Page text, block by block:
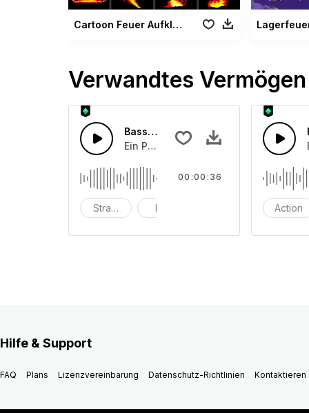
Cartoon Feuer Aufkleber
Verwandtes Vermögen
Basslastige Zukunft
Ein Pop-Piano mit Schlagzeug, das
Strand hell
00:00:36
Action
Hilfe & Support
FAQ Plans Lizenzvereinbarung Datenschutz-Richtlinien Kontaktieren